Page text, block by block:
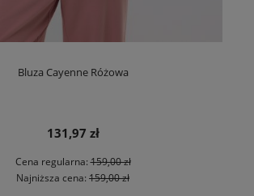
Bluza Cayenne Różowa
131,97 zł
Cena regularna:159,00 zł
Najniższa cena: 159,00 zł